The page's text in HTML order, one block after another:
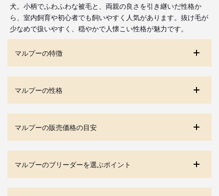
犬。小柄でふわふわな被毛と、両親の良さを引き継いだ性格か
ら、室内飼育や初心者でも飼いやすく人気があります。抜け毛が
少なめで扱いやすく、穏やかで人懐こい性格が魅力です。
マルプーの特徴
マルプーの性格
マルプーの販売価格の目安
マルプーのブリーダーを選ぶポイント